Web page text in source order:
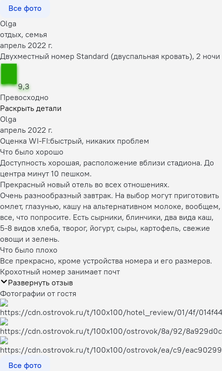
Все фото
Olga
отдых, семья
апрель 2022 г.
Двухместный номер Standard (двуспальная кровать), 2 ночи
9,3
Превосходно
Раскрыть детали
Olga
апрель 2022 г.
Оценка WI-FI:быстрый, никаких проблем
Что было хорошо
Доступность хорошая, расположение вблизи стадиона. До
центра минут 10 пешком.
Прекрасный новый отель во всех отношениях.
Очень разнообразный завтрак. На выбор могут приготовить
омлет, глазунью, кашу на альтернативном молоке, вообщем,
все, что попросите. Есть сырники, блинчики, два вида каш,
5-8 видов хлеба, творог, йогурт, сыры, картофель, свежие
овощи и зелень.
Что было плохо
Все прекрасно, кроме устройства номера и его размеров.
Крохотный номер занимает почт
Развернуть отзыв
Фотографии от гостя
Все фото